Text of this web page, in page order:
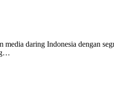
daring Indonesia dengan